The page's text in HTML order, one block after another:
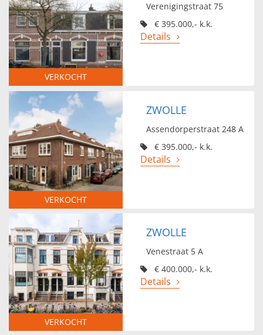
VERKOCHT
Verenigingstraat 75
€ 395.000,- k.k.
Details
VERKOCHT
ZWOLLE
Assendorperstraat 248 A
€ 395.000,- k.k.
Details
VERKOCHT
ZWOLLE
Venestraat 5 A
€ 400.000,- k.k.
Details